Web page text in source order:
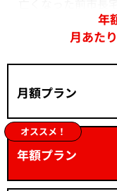
年
月あた
月額プラン
オススメ！
年額プラン